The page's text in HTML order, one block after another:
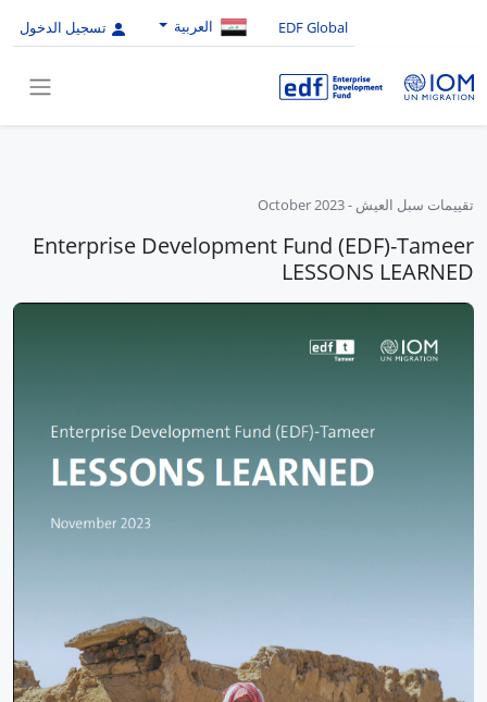
EDF Global العربية تسجيل الدخول
تقييمات سبل العيش -
October 2023
Enterprise Development Fund (EDF)-Tameer
LESSONS LEARNED